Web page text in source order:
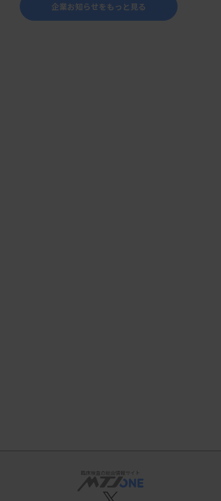
企業お知らせをもっと見る
臨床検査の総合情報サイト